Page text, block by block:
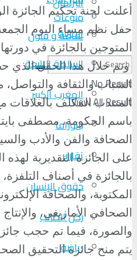
منوعات
ثقافة و فنون
No Result
View All Result
الجالية
السلطة الرابعة
المغرب الكبير
بانوراما
تقارير
حقوق الإنسان
ركن الطالب
رياضة
أعلنت لجنة تحكيم الجائزة
حفل نظم مساء اليوم
المتوجين بالجائزة في
وتم خلال هذا الحفل الذي
الشباب والثقافة
المنتدب المكلف بالعلاقات
باسم الحكومة، مصطفى
الصحافة والفن والأدب
على الجائزة التقديرية لهذه
بالجائزة في أصناف التلفزة،
المكتوبة، والصحافة
الصحافي الأمازيغي،
والصورة، فيما تم حجب
يتم منح جائزة التحقيق